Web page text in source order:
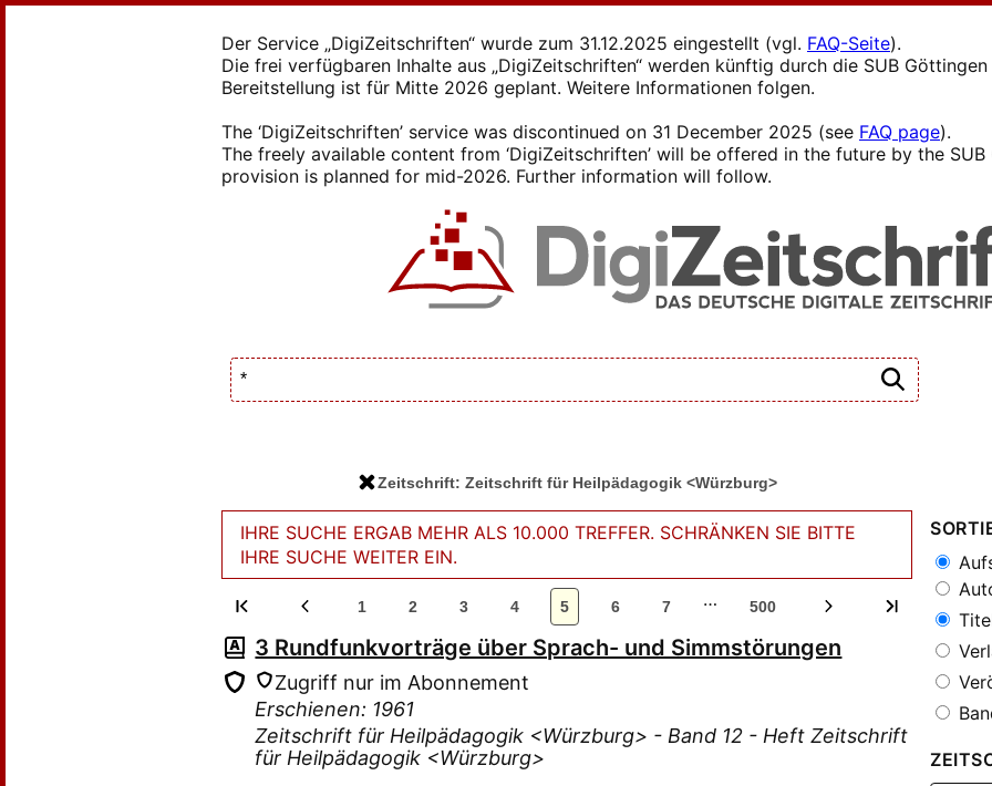
Der Service „DigiZeitschriften“ wurde zum 31.12.2025 eingestellt (vgl. FAQ-Seite).
Die frei verfügbaren Inhalte aus „DigiZeitschriften“ werden künftig durch die SUB
Bereitstellung ist für Mitte 2026 geplant. Weitere Informationen folgen.
The ‘DigiZeitschriften’ service was discontinued on 31 December 2025 (see FAQ page).
The freely available content from ‘DigiZeitschriften’ will be offered in the future by the
provision is planned for mid-2026. Further information will follow.
Zeitschrift: Zeitschrift für Heilpädagogik <Würzburg>
IHRE SUCHE ERGAB MEHR ALS 10.000 TREFFER. SCHRÄNKEN SIE BITTE
IHRE SUCHE WEITER EIN.
1 2 3 4 5 6 7 … 500
3 Rundfunkvorträge über Sprach- und Simmstörungen
Zugriff nur im Abonnement
Erschienen: 1961
Zeitschrift für Heilpädagogik <Würzburg> - Band 12 - Heft Zeitschrift
für Heilpädagogik <Würzburg>